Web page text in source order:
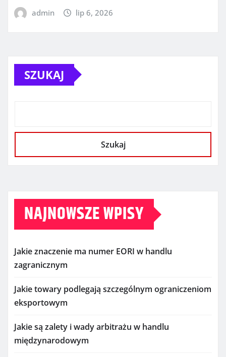
admin lip 6, 2026
SZUKAJ
Szukaj
NAJNOWSZE WPISY
Jakie znaczenie ma numer EORI w handlu
zagranicznym
Jakie towary podlegają szczególnym ograniczeniom
eksportowym
Jakie są zalety i wady arbitrażu w handlu
międzynarodowym